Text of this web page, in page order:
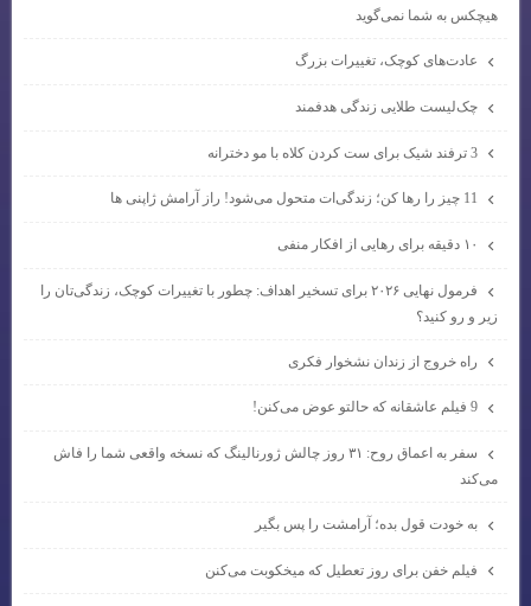
هیچکس به شما نمی‌گوید
عادت‌های کوچک، تغییرات بزرگ
چک‌لیست طلایی زندگی هدفمند
3 ترفند شیک برای ست کردن کلاه با مو دخترانه
11 چیز را رها کن؛ زندگی‌ات متحول می‌شود! راز آرامش ژاپنی ها
۱۰ دقیقه برای رهایی از افکار منفی
فرمول نهایی ۲۰۲۶ برای تسخیر اهداف: چطور با تغییرات کوچک، زندگی‌تان را
زیر و رو کنید؟
راه خروج از زندان نشخوار فکری
9 فیلم عاشقانه که حالتو عوض می‌کنن!
سفر به اعماق روح: ۳۱ روز چالش ژورنالینگ که نسخه واقعی شما را فاش
می‌کند
به خودت قول بده؛ آرامشت را پس بگیر
فیلم خفن برای روز تعطیل که میخکوبت می‌کنن